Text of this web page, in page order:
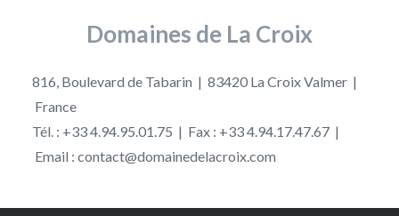
Domaines de La Croix
816, Boulevard de Tabarin | 83420 La Croix Valmer |
France
Tél. : +33 4.94.95.01.75 | Fax : +33 4.94.17.47.67 |
Email : contact@domainedelacroix.com